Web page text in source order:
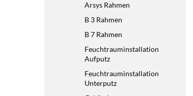
Arsys Rahmen
B 3 Rahmen
B 7 Rahmen
Feuchtrauminstallation
Aufputz
Feuchtrauminstallation
Unterputz